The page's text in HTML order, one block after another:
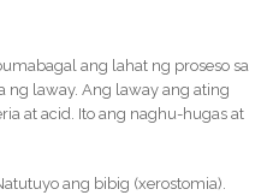
ang lahat ng proseso sa
ng laway. Ang laway ang ating
at acid. Ito ang naghu-hugas at
ang bibig (xerostomia).